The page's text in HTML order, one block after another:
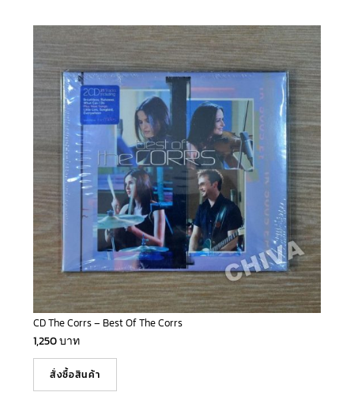
CD The Corrs – Best Of The Corrs
1,250บาท
สั่งซื้อสินค้า